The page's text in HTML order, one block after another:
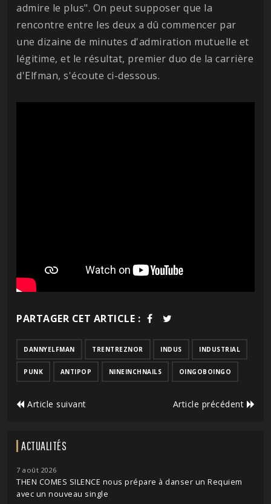
admire le plus". On peut supposer que la
rencontre entre les deux a dû commencer par
une dizaine de minutes d'admiration mutuelle et
légitime, et le résultat, premier duo de la carrière
d'Elfman, s'écoute ci-dessous.
PARTAGER CET ARTICLE :
DANNYELFMAN TRENTREZNOR INDUS INDUSTRIAL
PUNK ANTIPOP NINEINCHNAILS OINGOBOINGO
Article suivant Article précédent
ACTUALITÉS
7 août 2026
THEN COMES SILENCE nous prépare à danser un Requiem
avec un nouveau single